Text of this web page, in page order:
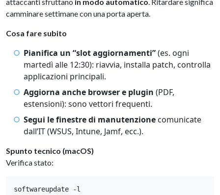
camminare settimane con una porta aperta.
Cosa fare subito
Pianifica un “slot aggiornamenti”(es. ogni
martedì alle 12:30): riavvia, installa patch, controlla
applicazioni principali.
Aggiorna anche browser e plugin (PDF,
estensioni): sono vettori frequenti.
Segui le finestre di manutenzione comunicate
dall’IT (WSUS, Intune, Jamf, ecc.).
Spunto tecnico (macOS)
Verifica stato:
softwareupdate -l